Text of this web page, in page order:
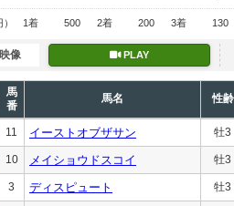
1着 500 2着 200 3着 130
像 PLAY
馬
番
馬名 性齢
11 イーストオブザサン 牡3
10 メイショウドスコイ 牡3
3 ディスピュート 牡3